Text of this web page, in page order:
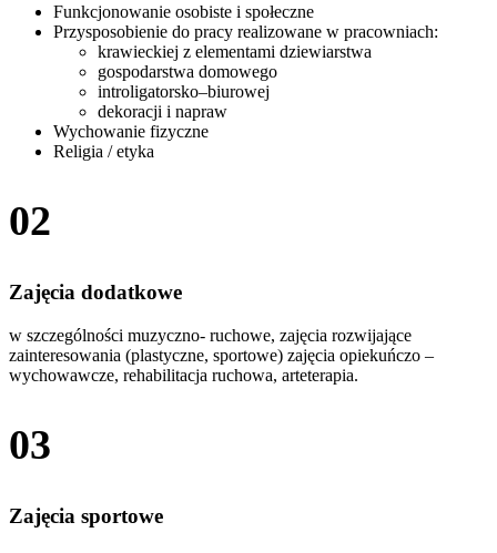
Funkcjonowanie osobiste i społeczne
Przysposobienie do pracy realizowane w pracowniach:
krawieckiej z elementami dziewiarstwa
gospodarstwa domowego
introligatorsko–biurowej
dekoracji i napraw
Wychowanie fizyczne
Religia / etyka
02
Zajęcia dodatkowe
w szczególności muzyczno- ruchowe, zajęcia rozwijające
zainteresowania (plastyczne, sportowe) zajęcia opiekuńczo –
wychowawcze, rehabilitacja ruchowa, arteterapia.
03
Zajęcia sportowe